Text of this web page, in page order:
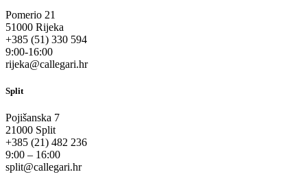
Pomerio 21
51000 Rijeka
+385 (51) 330 594
9:00-16:00
rijeka@callegari.hr
Split
Pojišanska 7
21000 Split
+385 (21) 482 236
9:00 – 16:00
split@callegari.hr